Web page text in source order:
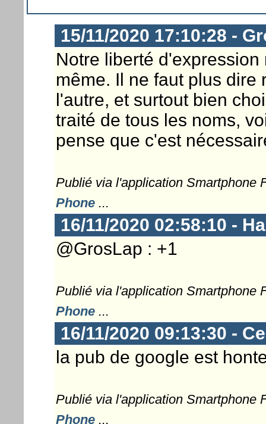
15/11/2020 17:10:28 -
Notre liberté
même. Il ne faut plus
l'autre, et surtout bien
traité de tous les noms,
pense que c'est
Publié via l'application Smartphone
Phone...
16/11/2020 02:58:10 -
@GrosLap : +1
Publié via l'application Smartphone
Phone...
16/11/2020 09:13:30 -
la pub de google est
Publié via l'application Smartphone
Phone...